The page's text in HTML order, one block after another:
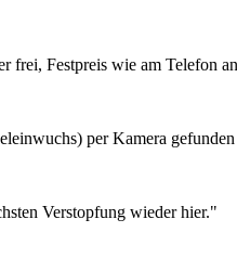
frei, Festpreis wie am Telefon
per Kamera
Verstopfung wieder hier."